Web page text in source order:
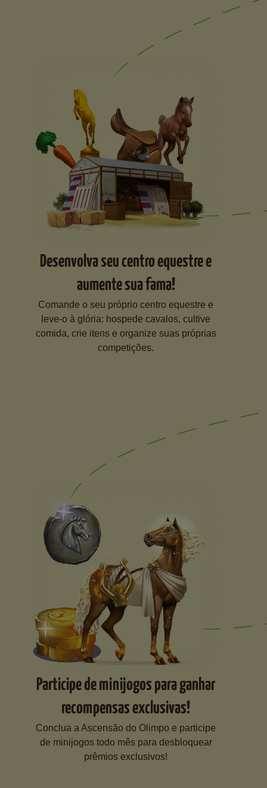
Desenvolva seu centro equestre e
aumente sua fama!
Comande o seu próprio centro equestre e
leve-o à glória: hospede cavalos, cultive
comida, crie itens e organize suas próprias
competições.
Participe de minijogos para ganhar
recompensas exclusivas!
Conclua a Ascensão do Olimpo e participe
de minijogos todo mês para desbloquear
prêmios exclusivos!